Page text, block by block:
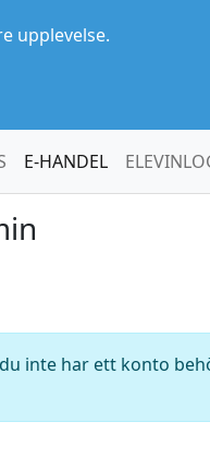
upplevelse.
E-HANDEL
inte har ett konto